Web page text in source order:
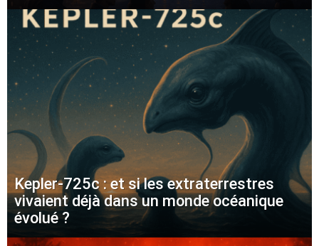
Kepler-725c : et si les extraterrestres
vivaient déjà dans un monde océanique
évolué ?